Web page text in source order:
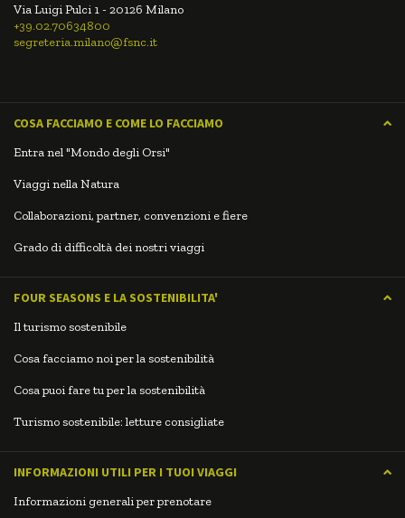
Via Luigi Pulci 1 - 20126 Milano
+39.02.70634800
segreteria.milano@fsnc.it
COSA FACCIAMO E COME LO FACCIAMO
Entra nel "Mondo degli Orsi"
Viaggi nella Natura
Collaborazioni, partner, convenzioni e fiere
Grado di difficoltà dei nostri viaggi
FOUR SEASONS E LA SOSTENIBILITA'
Il turismo sostenibile
Cosa facciamo noi per la sostenibilità
Cosa puoi fare tu per la sostenibilità
Turismo sostenibile: letture consigliate
INFORMAZIONI UTILI PER I TUOI VIAGGI
Informazioni generali per prenotare